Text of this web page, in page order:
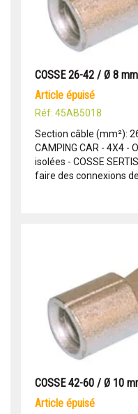
COSSE 26-42 / Ø 8
article épuisé
Réf: 45AB5018
Section câble (mm²):
CAMPING CAR - 4X4 -
isolées - COSSE
faire des connexions de
COSSE 42-60 / Ø 10
article épuisé